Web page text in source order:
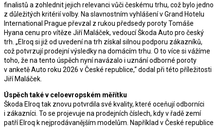
finalistů a zohlednit jejich relevanci vůči českému trhu, což bylo jedno
z důležitých kritérií volby. Na slavnostním vyhlášení v Grand Hotelu
International Prague převzal z rukou předsedy poroty Tomáše
Hyana cenu pro vítěze Jiří Maláček, vedoucí Škoda Auto pro český
trh. „Elroq si již od uvedení na trh získal silnou podporu zákazníků,
což potvrzují prodejní výsledky na domácím trhu. O to více si vážíme
toho, že na tento úspěch nyní navázalo i uznání odborné poroty
v anketě Auto roku 2026 v České republice,“ dodal při této příležitosti
Jiří Maláček.
Úspěch také v celoevropském měřítku
Škoda Elroq tak znovu potvrdila své kvality, které oceňují odborníci
i zákazníci. To se projevuje na prodejních číslech, kdy v řadě zemí
patří Elroq k nejprodávanějším modelům. Například v České republice